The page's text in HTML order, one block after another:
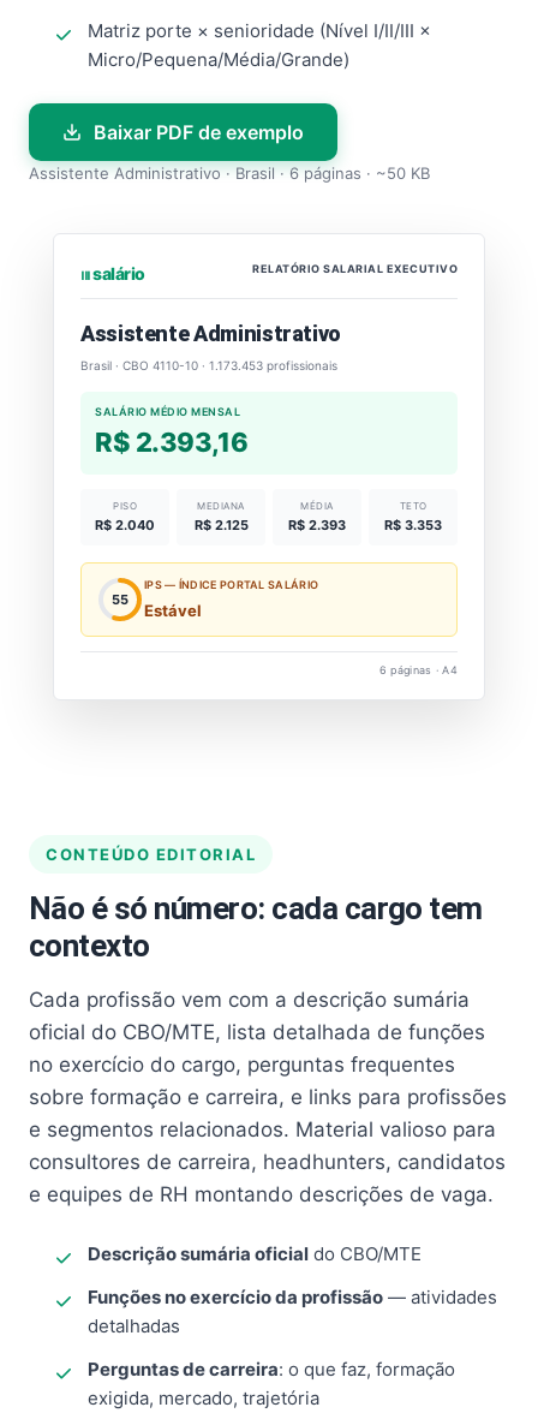
Matriz porte × senioridade (Nível I/II/III ×
Micro/Pequena/Média/Grande)
Baixar PDF de exemplo
Assistente Administrativo · Brasil · 6 páginas · ~50 KB
⏐⏐⏐ salário RELATÓRIO SALARIAL EXECUTIVO
Assistente Administrativo
Brasil · CBO 4110-10 · 1.173.453 profissionais
SALÁRIO MÉDIO MENSAL
R$ 2.393,16
PISO
R$ 2.040
MEDIANA
R$ 2.125
MÉDIA
R$ 2.393
TETO
R$ 3.353
55
IPS — ÍNDICE PORTAL SALÁRIO
Estável
6 páginas · A4
CONTEÚDO EDITORIAL
Não é só número: cada cargo tem
contexto
Cada profissão vem com a descrição sumária
oficial do CBO/MTE, lista detalhada de funções
no exercício do cargo, perguntas frequentes
sobre formação e carreira, e links para profissões
e segmentos relacionados. Material valioso para
consultores de carreira, headhunters, candidatos
e equipes de RH montando descrições de vaga.
Descrição sumária oficial do CBO/MTE
Funções no exercício da profissão — atividades
detalhadas
Perguntas de carreira: o que faz, formação
exigida, mercado, trajetória